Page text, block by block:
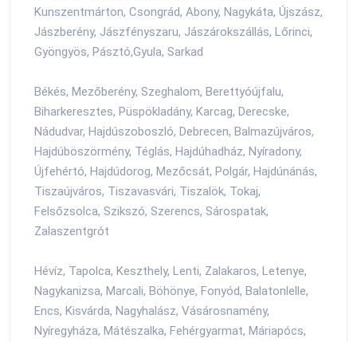
Kunszentmárton, Csongrád, Abony, Nagykáta, Újszász,
Jászberény, Jászfényszaru, Jászárokszállás, Lőrinci,
Gyöngyös, Pásztó,Gyula, Sarkad
Békés, Mezőberény, Szeghalom, Berettyóújfalu,
Biharkeresztes, Püspökladány, Karcag, Derecske,
Nádudvar, Hajdúszoboszló, Debrecen, Balmazújváros,
Hajdúböszörmény, Téglás, Hajdúhadház, Nyíradony,
Újfehértó, Hajdúdorog, Mezőcsát, Polgár, Hajdúnánás,
Tiszaújváros, Tiszavasvári, Tiszalök, Tokaj,
Felsőzsolca, Szikszó, Szerencs, Sárospatak,
Zalaszentgrót
Hévíz, Tapolca, Keszthely, Lenti, Zalakaros, Letenye,
Nagykanizsa, Marcali, Böhönye, Fonyód, Balatonlelle,
Encs, Kisvárda, Nagyhalász, Vásárosnamény,
Nyíregyháza, Mátészalka, Fehérgyarmat, Máriapócs,